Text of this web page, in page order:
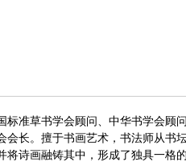
准草书学会顾问、中华书学会
长。擅于书画艺术，书法师从书
诗画融铸其中，形成了独具一